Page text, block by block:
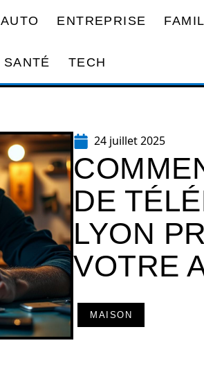
AUTO ENTREPRISE
SANTÉ TECH
24 juillet 2025
DE
LYON
VOTRE
MAISON